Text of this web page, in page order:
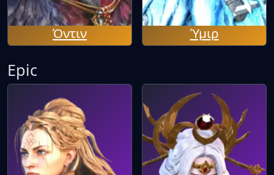
Όντιν Ύμιρ
Epic